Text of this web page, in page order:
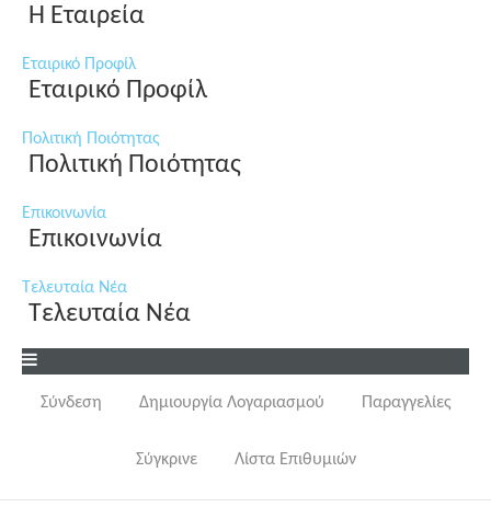
Η Εταιρεία
Εταιρικό Προφίλ
Εταιρικό Προφίλ
Πολιτική Ποιότητας
Πολιτική Ποιότητας
Επικοινωνία
Επικοινωνία
Τελευταία Νέα
Τελευταία Νέα
Σύνδεση Δημιουργία Λογαριασμού Παραγγελίες
Σύγκρινε Λίστα Επιθυμιών